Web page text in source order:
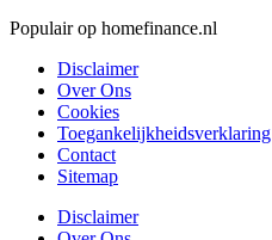
Populair op homefinance.nl
Disclaimer
Over Ons
Cookies
Toegankelijkheidsverklaring
Contact
Sitemap
Disclaimer